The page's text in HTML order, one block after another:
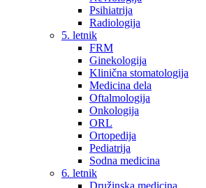
Psihiatrija
Radiologija
5. letnik
FRM
Ginekologija
Klinična stomatologija
Medicina dela
Oftalmologija
Onkologija
ORL
Ortopedija
Pediatrija
Sodna medicina
6. letnik
Družinska medicina